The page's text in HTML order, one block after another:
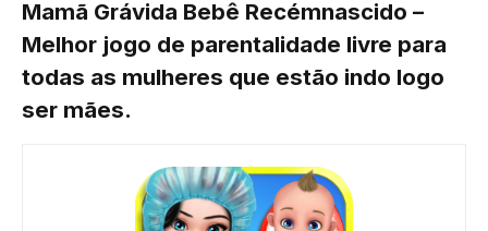
Mamã Grávida Bebê Recémnascido –
Melhor jogo de parentalidade livre para
todas as mulheres que estão indo logo
ser mães.